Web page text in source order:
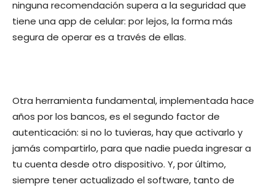
ninguna recomendación supera a la seguridad que
tiene una app de celular: por lejos, la forma más
segura de operar es a través de ellas.
Otra herramienta fundamental, implementada hace
años por los bancos, es el segundo factor de
autenticación: si no lo tuvieras, hay que activarlo y
jamás compartirlo, para que nadie pueda ingresar a
tu cuenta desde otro dispositivo. Y, por último,
siempre tener actualizado el software, tanto de